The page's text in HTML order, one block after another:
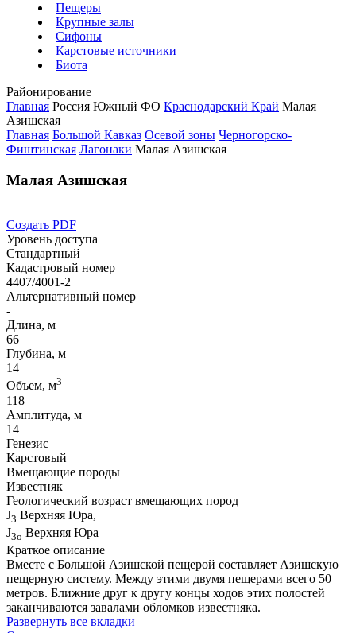
Пещеры
Крупные залы
Сифоны
Карстовые источники
Биота
Районирование
Главная Россия Южный ФО Краснодарский Край Малая
Азишская
Главная Большой Кавказ Осевой зоны Черногорско-
Фиштинская Лагонаки Малая Азишская
Малая Азишская
Создать PDF
Уровень доступа
Стандартный
Кадастровый номер
4407/4001-2
Альтернативный номер
-
Длина, м
66
Глубина, м
14
Объем, м3
118
Амплитуда, м
14
Генезис
Карстовый
Вмещающие породы
Известняк
Геологический возраст вмещающих пород
J3 Верхняя Юра,
J3o Верхняя Юра
Краткое описание
Вместе с Большой Азишской пещерой составляет Азишскую
пещерную систему. Между этими двумя пещерами всего 50
метров. Ближние друг к другу концы ходов этих полостей
заканчиваются завалами обломков известняка.
Развернуть все вкладки